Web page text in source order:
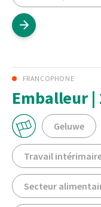
FRANCOPHONE
Emballeur
Geluwe
Travail
Secteur